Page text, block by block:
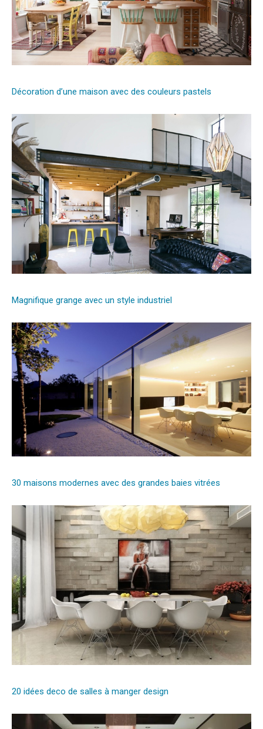
Décoration d’une maison avec des couleurs pastels
Magnifique grange avec un style industriel
30 maisons modernes avec des grandes baies vitrées
20 idées deco de salles à manger design